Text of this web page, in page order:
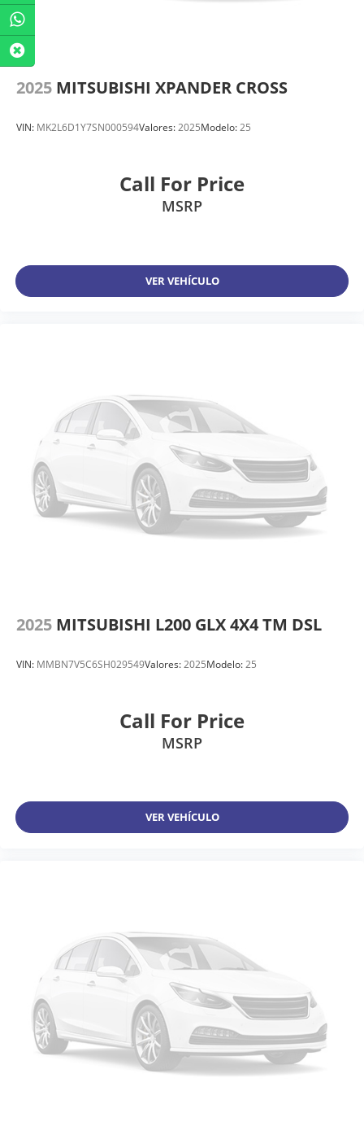
2025 MITSUBISHI XPANDER CROSS
VIN: MK2L6D1Y7SN000594Valores:2025Modelo:25
Call For Price
MSRP
VER VEHÍCULO
2025 MITSUBISHI L200 GLX 4X4 TM DSL
VIN: MMBN7V5C6SH029549Valores:2025Modelo:25
Call For Price
MSRP
VER VEHÍCULO